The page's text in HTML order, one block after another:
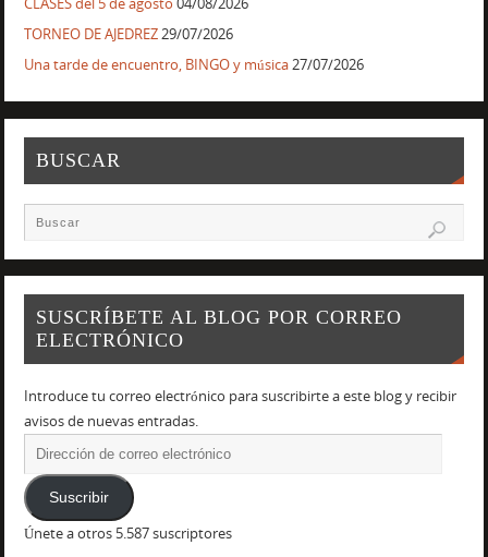
CLASES del 5 de agosto 04/08/2026
TORNEO DE AJEDREZ29/07/2026
Una tarde de encuentro, BINGO y música27/07/2026
BUSCAR
SUSCRÍBETE AL BLOG POR CORREO
ELECTRÓNICO
Introduce tu correo electrónico para suscribirte a este blog y recibir
avisos de nuevas entradas.
Suscribir
Únete a otros 5.587 suscriptores